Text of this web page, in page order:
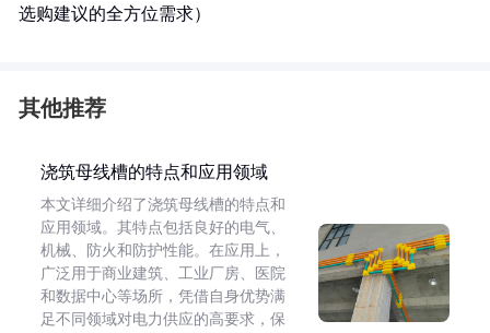
选购建议的全方位需求）
其他推荐
浇筑母线槽的特点和应用领域
本文详细介绍了浇筑母线槽的特点和
应用领域。其特点包括良好的电气、
机械、防火和防护性能。在应用上，
广泛用于商业建筑、工业厂房、医院
和数据中心等场所，凭借自身优势满
足不同领域对电力供应的高要求，保